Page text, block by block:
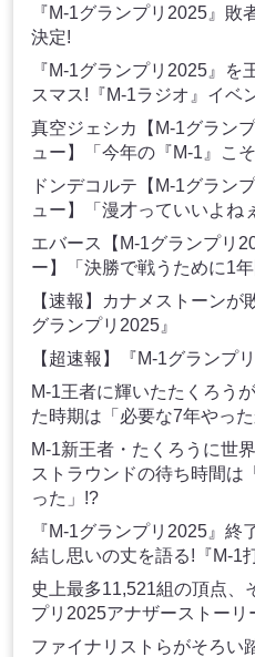
『M-1グランプリ2025』
決定!
『M-1グランプリ2025』を
スマス!『M-1ラジオ』イベ
真空ジェシカ【M-1グラン
ュー】「今年の『M-1』こ
ドンデコルテ【M-1グラン
ュー】「漫才っていいよね
エバース【M-1グランプリ
ー】「決勝で戦うために1年
【速報】カナメストーン
グランプリ2025』
【超速報】『M-1グランプ
M-1王者に輝いたたくろう
た時期は「必要な7年やった
M-1新王者・たくろうに世
ストラウンドの待ち時間は
った」!?
『M-1グランプリ2025』
結し思いの丈を語る!『M-1
史上最多11,521組の頂点、
プリ2025アナザーストーリ
ファイナリストらがそろい